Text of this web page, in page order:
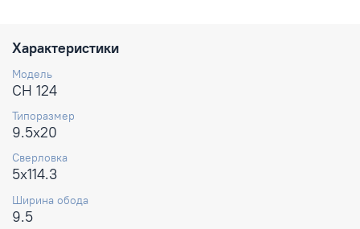
Характеристики
Модель
CH 124
Типоразмер
9.5x20
Сверловка
5x114.3
Ширина обода
9.5